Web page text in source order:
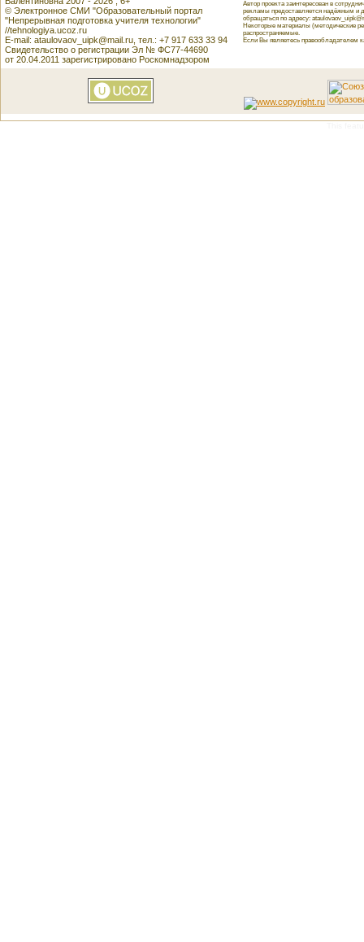
© Электронное СМИ "Образовательный портал
"Непрерывная подготовка учителя технологии"
//tehnologiya.ucoz.ru
E-mail: ataulovaov_uipk@mail.ru, тел.: +7 917 633 33 94
Свидетельство о регистрации Эл № ФС77-44690
от 20.04.2011 зарегистрировано Роскомнадзором
Автор проекта заинтересован в
рекламы предоставляется надёжным и
обращаться по адресу:
Некоторые материалы (методические
распространяемые.
Если Вы являетесь правообладателем